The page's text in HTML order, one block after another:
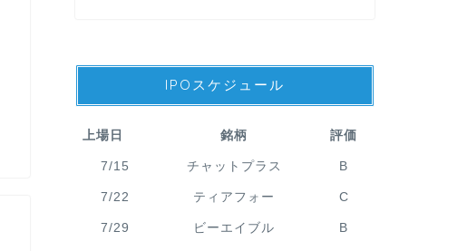
IPOスケジュール
上場日 銘柄 評価
7/15 チャットプラス B
7/22 ティアフォー C
7/29 ビーエイブル B